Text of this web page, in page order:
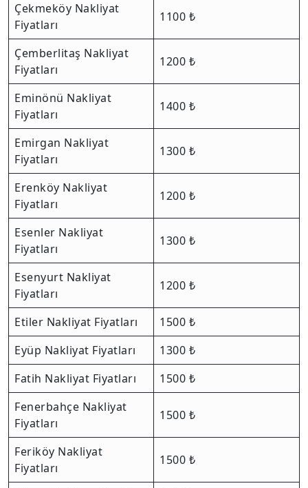
Çekmeköy Nakliyat
Fiyatları
1100 ₺
Çemberlitaş Nakliyat
Fiyatları
1200 ₺
Eminönü Nakliyat
Fiyatları
1400 ₺
Emirgan Nakliyat
Fiyatları
1300 ₺
Erenköy Nakliyat
Fiyatları
1200 ₺
Esenler Nakliyat
Fiyatları
1300 ₺
Esenyurt Nakliyat
Fiyatları
1200 ₺
Etiler Nakliyat Fiyatları
1500 ₺
Eyüp Nakliyat Fiyatları
1300 ₺
Fatih Nakliyat Fiyatları
1500 ₺
Fenerbahçe Nakliyat
Fiyatları
1500 ₺
Feriköy Nakliyat
Fiyatları
1500 ₺